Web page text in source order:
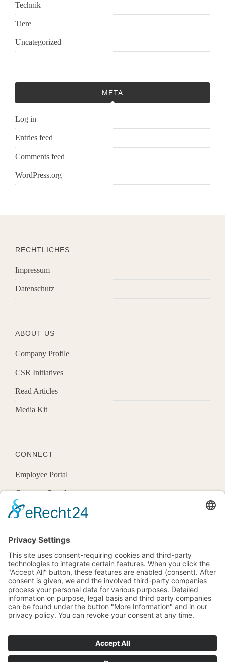
Technik
Tiere
Uncategorized
META
Log in
Entries feed
Comments feed
WordPress.org
RECHTLICHES
Impressum
Datenschutz
ABOUT US
Company Profile
CSR Initiatives
Read Articles
Media Kit
CONNECT
Employee Portal
Customer Portal
Offices
1600 Pennsylvania Ave Nw,